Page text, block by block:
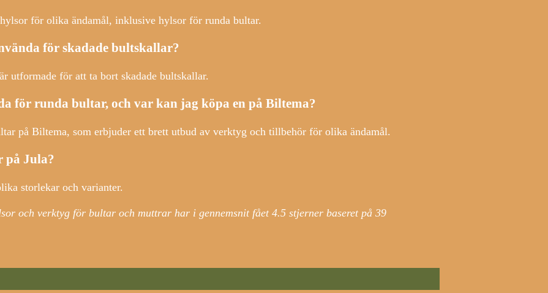
för olika ändamål, inklusive hylsor för runda bultar.
för skadade bultskallar?
utformade för att ta bort skadade bultskallar.
för runda bultar, och var kan jag köpa en på Biltema?
på Biltema, som erbjuder ett brett utbud av verktyg och tillbehör för olika ändamål.
på Jula?
storlekar och varianter.
och verktyg för bultar och muttrar har i gennemsnit fået 4.5 stjerner baseret på 39